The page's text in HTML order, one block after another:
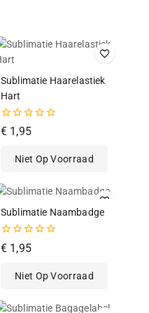
Sublimatie Haarelastiek
Hart
0
van
€ 1,95
Niet Op Voorraad
Sublimatie Naambadge
0
van
€ 1,95
Niet Op Voorraad